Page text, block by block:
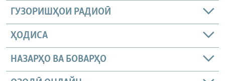
ГУЗОРИШҲОИ РАДИОӢ
ҲОДИСА
НАЗАРҲО ВА БОВАРҲО